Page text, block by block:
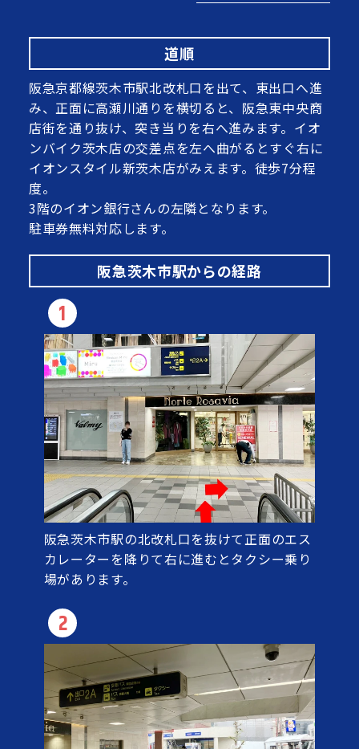
道順
阪急京都線茨木市駅北改札口を出て、東出口へ進
み、正面に高瀬川通りを横切ると、阪急東中央商
店街を通り抜け、突き当りを右へ進みます。イオ
ンバイク茨木店の交差点を左へ曲がるとすぐ右に
イオンスタイル新茨木店がみえます。徒歩7分程
度。
3階のイオン銀行さんの左隣となります。
駐車券無料対応します。
阪急茨木市駅からの経路
1
阪急茨木市駅の北改札口を抜けて正面のエス
カレーターを降りて右に進むとタクシー乗り
場があります。
2